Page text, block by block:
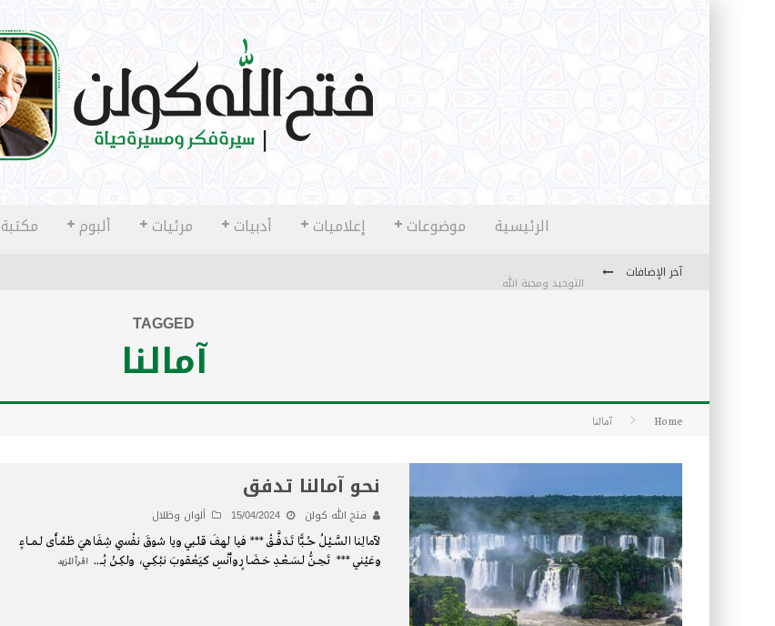
الرئيسية موضوعات إعلاميات أدبيات مرئيات ألبوم مكتبة
آخر الإضافات
التوحيد ومحبة الله
TAGGED
آمالنا
Home آمالنا
نحو آمالنا تدفق
فتح الله كولن 15/04/2024 ألوان وظلال
لآمالِنا السَّــيْـلُ حـُــبًّا تَــدَفَّـــقْ *** فيا لهفَ قلـْبي ويا شوقَ نفْسِي شِفَـاهيَ ظـمْـأَى لـمـــاءٍ
وعَيْني *** تَحِــنُّ لـسَــعْــدِ خــضَــارٍ وأنْسِ كيَعْقوبَ نبْكِـــي، ولكِــنْ بُــ... اقرأ المزيد